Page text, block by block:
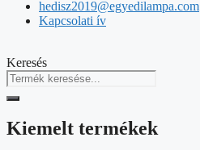
hedisz2019@egyedilampa.com
Kapcsolati ív
Keresés
Kiemelt termékek